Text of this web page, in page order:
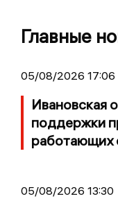
Главные
05/08/2026 17:06
Ивановская
поддержки
работающих
05/08/2026 13:30